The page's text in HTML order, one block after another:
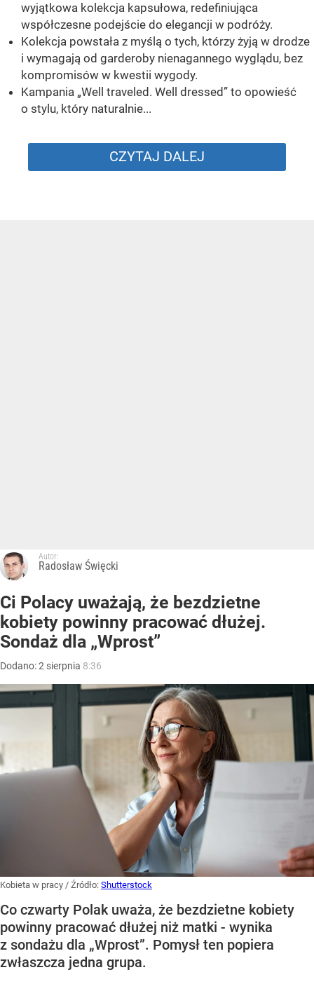
wyjątkowa kolekcja kapsułowa, redefiniująca
współczesne podejście do elegancji w podróży.
Kolekcja powstała z myślą o tych, którzy żyją w drodze
i wymagają od garderoby nienagannego wyglądu, bez
kompromisów w kwestii wygody.
Kampania „Well traveled. Well dressed” to opowieść
o stylu, który naturalnie...
CZYTAJ DALEJ
Autor:
Radosław Święcki
Ci Polacy uważają, że bezdzietne
kobiety powinny pracować dłużej.
Sondaż dla „Wprost”
Dodano:2 sierpnia 8:36
Kobieta w pracy / Źródło: Shutterstock
Co czwarty Polak uważa, że bezdzietne kobiety
powinny pracować dłużej niż matki - wynika
z sondażu dla „Wprost”. Pomysł ten popiera
zwłaszcza jedna grupa.